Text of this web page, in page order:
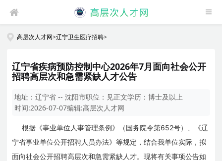
高层次人才网>辽宁卫生医疗招聘>
辽宁省疾病预防控制中心2026年7月面向社会公开
招聘高层次和急需紧缺人才公告
地址：辽宁省 -- 沈阳市职位： 见正文学历：博士及以上
时间:2026-07-07编辑:高层次人才网
根据《事业单位人事管理条例》（国务院令第652号）、《辽
宁省事业单位公开招聘人员办法》等规定，结合我单位实际，拟
面向社会公开招聘高层次和急需紧缺人才。现将有关事项公告如